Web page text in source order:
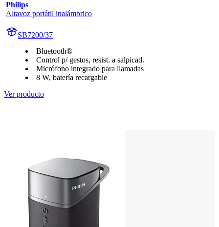
Philips
Altavoz portátil inalámbrico
SB7200/37
Bluetooth®
Control p/ gestos, resist. a salpicad.
Micrófono integrado para llamadas
8 W, batería recargable
Ver producto